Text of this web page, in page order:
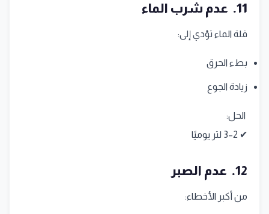
11. عدم شرب الماء
قلة الماء تؤدي إلى:
بطء الحرق
زيادة الجوع
الحل:
✔ 2–3 لتر يوميًا
12. عدم الصبر
من أكبر الأخطاء: